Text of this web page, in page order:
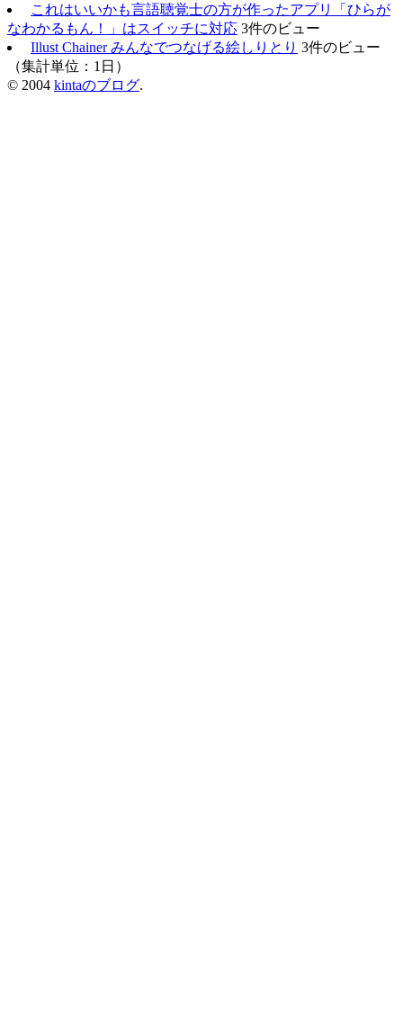
これはいいかも言語聴覚士の方が作ったアプリ「ひらが
なわかるもん！」はスイッチに対応 3件のビュー
Illust Chainer みんなでつなげる絵しりとり 3件のビュー
（集計単位：1日）
© 2004 kintaのブログ.